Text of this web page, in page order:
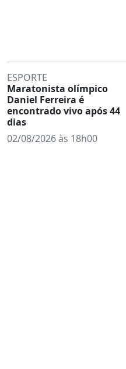
ESPORTE
Maratonista olímpico
Daniel Ferreira é
encontrado vivo após 44
dias
02/08/2026 às 18h00